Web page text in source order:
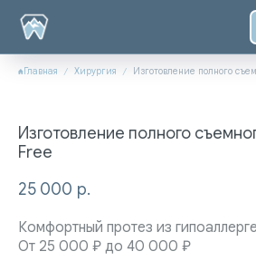
Главная Хирургия
Изготовление полного
Free
25 000 р.
Комфортный протез из
От 25 000 ₽ до 40 000 ₽